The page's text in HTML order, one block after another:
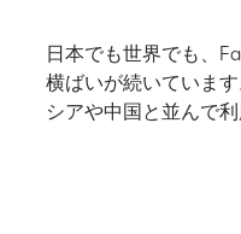
日本でも世界でも、
横ばいが続いていま
シアや中国と並んで